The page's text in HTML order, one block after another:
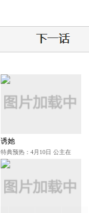
诱她
特典预热：4月10日 公主在
上，甘愿臣服